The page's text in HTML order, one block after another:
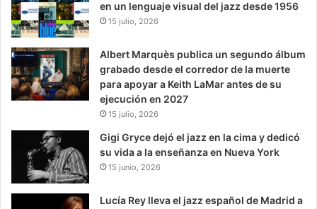
en un lenguaje visual del jazz desde 1956
15 julio, 2026
Albert Marquès publica un segundo álbum
grabado desde el corredor de la muerte
para apoyar a Keith LaMar antes de su
ejecución en 2027
15 julio, 2026
Gigi Gryce dejó el jazz en la cima y dedicó
su vida a la enseñanza en Nueva York
15 junio, 2026
Lucía Rey lleva el jazz español de Madrid a